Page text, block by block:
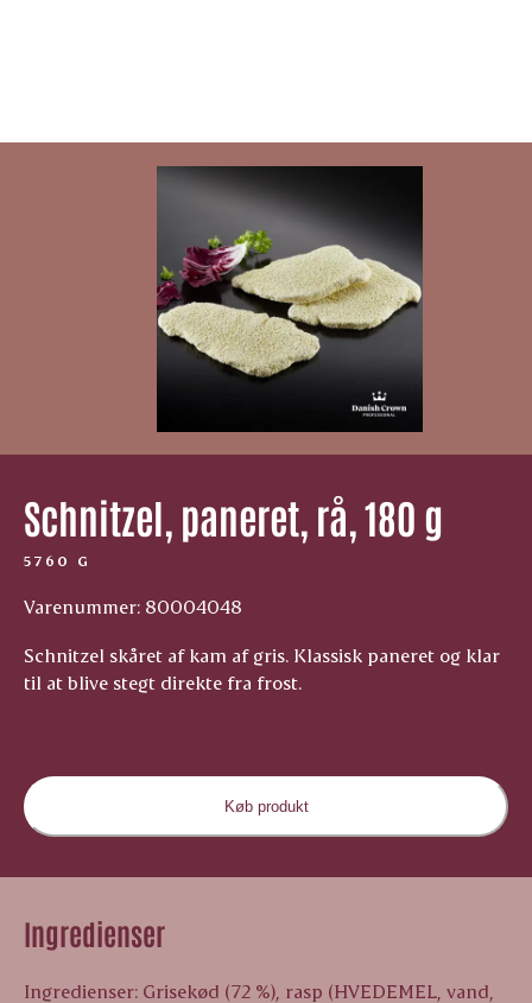
Schnitzel, paneret, rå, 180 g
5760 G
Varenummer: 80004048
Schnitzel skåret af kam af gris. Klassisk paneret og klar
til at blive stegt direkte fra frost.
Køb produkt
Ingredienser
Ingredienser: Grisekød (72 %), rasp (HVEDEMEL, vand,